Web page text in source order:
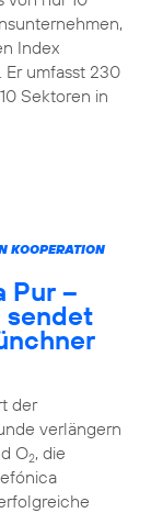
Index
umfasst 230
Sektoren in
KOOPERATION
Pur –
sendet
der
verlängern
O2, die